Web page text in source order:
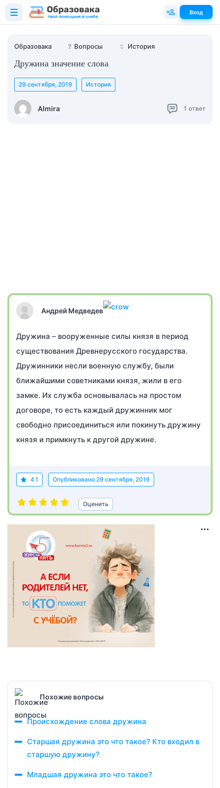
Образовака ❓ Вопросы 🏺 История
Дружина значение слова
Almira
29 сентября, 2019 История
1 ответ
Андрей Медведев
Дружина – вооруженные силы князя в период
существования Древнерусского государства.
Дружинники несли военную службу, были
ближайшими советниками князя, жили в его
замке. Их служба основывалась на простом
договоре, то есть каждый дружинник мог
свободно присоединиться или покинуть дружину
князя и примкнуть к другой дружине.
4.1 Опубликовано 29 сентября, 2019
Оценить
Похожие вопросы
Происхождение слова дружина
Старшая дружина это что такое? Кто входил в
старшую дружину?
Младшая дружина это что такое?
Вход